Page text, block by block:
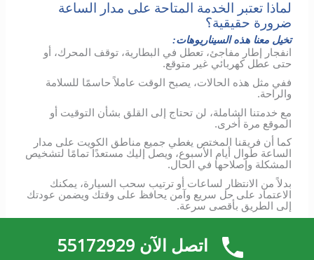
لماذا تعتبر الخدمة المتاحة على مدار الساعة
ضرورة حقيقية؟
تخيل معنا هذه السيناريوهات:
انفجار إطار مفاجئ، تعطل في البطارية، توقف المحرك، أو
حتى عطل كهربائي غير متوقع.
ففي مثل هذه الحالات، يصبح الوقت عاملاً حاسمًا للسلامة
والراحة.
مع خدمتنا الشاملة، لن تحتاج إلى القلق بشأن التوقيت أو
الموقع مرة أخرى.
كما أن فريقنا المختص يغطي جميع مناطق الكويت على مدار
الساعة طوال أيام الأسبوع، ويصل إليك مستعدًا تمامًا لتشخيص
المشكلة وإصلاحها في الحال.
بدلاً من الانتظار لساعات أو ترتيب سحب السيارة، يمكنك
الاعتماد على حل سريع وآمن يحافظ على وقتك ويضمن عودتك
إلى الطريق بأقصى سرعة.
ففريقنا المدرب سيكون عند موقعك خلال دقائق معدودة،
مجهزًا بأحدث الأدوات والمعرفة اللازمة لمساعدتك.
اتصل الآن 55172929